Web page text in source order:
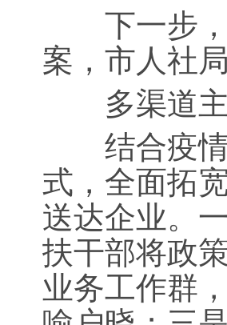
下一步，
案，市人社
多渠道主
结合疫情
式，全面拓
送达企业。
扶干部将政
业务工作群